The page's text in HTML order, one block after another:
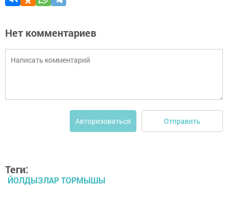
Нет комментариев
Авторизоваться Отправить
Теги:
ЙОЛДЫЗЛАР ТОРМЫШЫ